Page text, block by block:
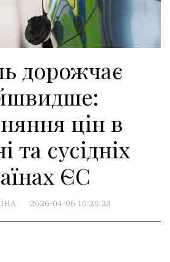
дорожчає
цін в
та сусідніх
ЄС
2026-04-06 10:28:23